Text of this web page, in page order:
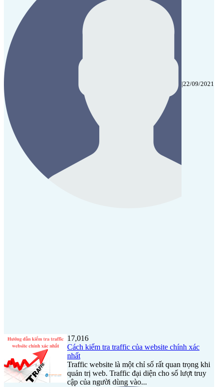
|22/09/2021
17,016
Cách kiểm tra traffic của website chính xác
nhất
Traffic website là một chỉ số rất quan trọng khi
quản trị web. Traffic đại diện cho số lượt truy
cập của người dùng vào...